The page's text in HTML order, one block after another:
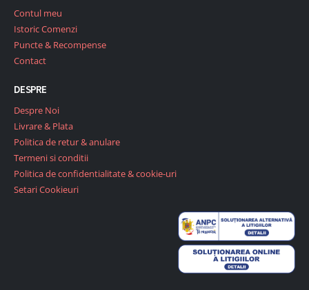
Contul meu
Istoric Comenzi
Puncte & Recompense
Contact
DESPRE
Despre Noi
Livrare & Plata
Politica de retur & anulare
Termeni si conditii
Politica de confidentialitate & cookie-uri
Setari Cookieuri